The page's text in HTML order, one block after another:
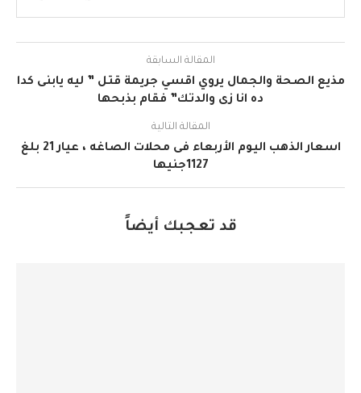
المقالة السابقة
مذيع الصحة والجمال يروي اقسي جريمة قتل ” ليه يابنى كدا
ده انا زى والدتك” فقام بذبحها
المقالة التالية
اسعار الذهب اليوم الأربعاء فى محلات الصاغه ، عيار 21 بلغ
1127جنيها
قد تعجبك أيضاً